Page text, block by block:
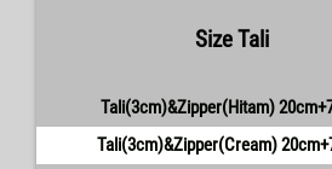
Size Tali
Tali(3cm)&Zipper(Hitam)
Tali(3cm)&Zipper(Cream)